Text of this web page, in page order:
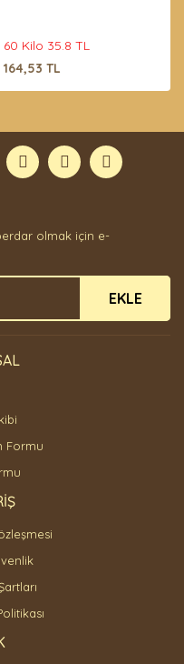
60 Kilo 35.8 TL
164,53 TL
olmak için e-
EKLE
Formu